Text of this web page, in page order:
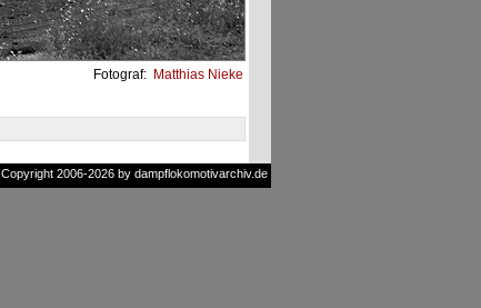
Fotograf: Matthias Nieke
2006-2026 by dampflokomotivarchiv.de